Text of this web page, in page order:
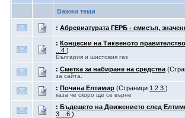
Важни теми
:Абревиатурата ГЕРБ - смисъл,
:Концесии на Тиквеното правителство
...4)
България и шистовия газ
:Сметка за набиране на средства
за сайта.
:Почина Елтимир (Страници 123)
каза че скоро ще се върне
:Бъдещето на Движението след
3
...6)